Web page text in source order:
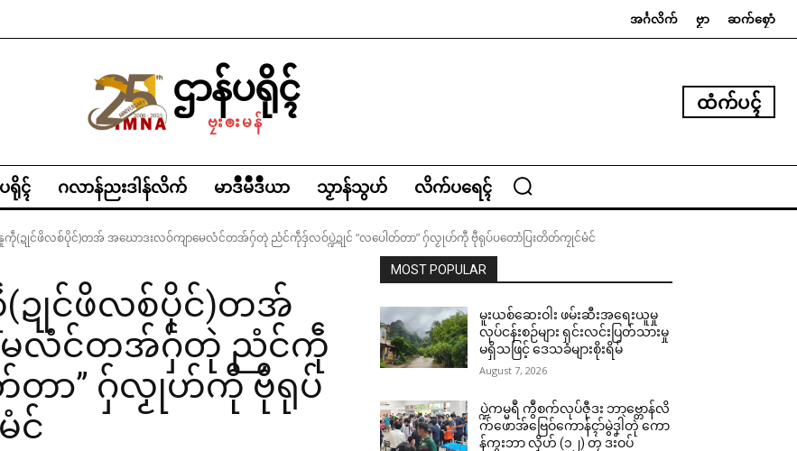
အၚ်္ဂလိက် ဗၟာ ဆက်စၠောံ
ဌာန်ပရိုၚ်
ဗၠးၜးမန်
ထံက်ပၚ်
ပရိုၚ် ဂလာန်ညးဒါန်လိက် မာဒဳမဳဒဳယာ သၟာန်သွဟ် လိက်ပရေၚ်
(ဍုင်ဖိလစ်ပိုင်)တအ် အဃောဒးလဝ်ကျာမေလံင်တအ်ဂှ်တုဲ ညံင်ကဵုဒှ်လဝ်ပ္ဍဲဍုင် “လပေါတ်တာ” ဂှ်လၟုဟ်ကီု ဗီုရုပ်ပတောံပြးတိတ်ကၠုင်မံင်
ဍုင်ဖိလစ်ပိုင်)တအ်
ေလံင်တအ်ဂှ်တုဲ ညံင်ကဵု
တ်တာ” ဂှ်လၟုဟ်ကီု ဗီုရုပ်
င်
MOST POPULAR
မူးယစ်ဆေးဝါး ဖမ်းဆီးအရေးယူမှု
လုပ်ငန်းစဉ်များ ရှင်းလင်းပြတ်သားမှု
မရှိသဖြင့် ဒေသခံများစိုးရိမ်
August 7, 2026
ပ္ဍဲကမ္မရဳ ကွဳစက်လုပ်ဇီုဒး ဘာဗ္တောန်လိ
က်ဖောအ်ဗြေဝ်ကောန်ၚာ်မွဲဒၞါဲတုဲ ကော
န်ကွးဘာ လၟိဟ် (၁၂) တၠ ဒးဝပ်